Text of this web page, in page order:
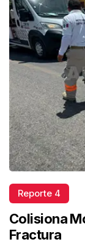
Reporte 4
Colisiona
Fractura